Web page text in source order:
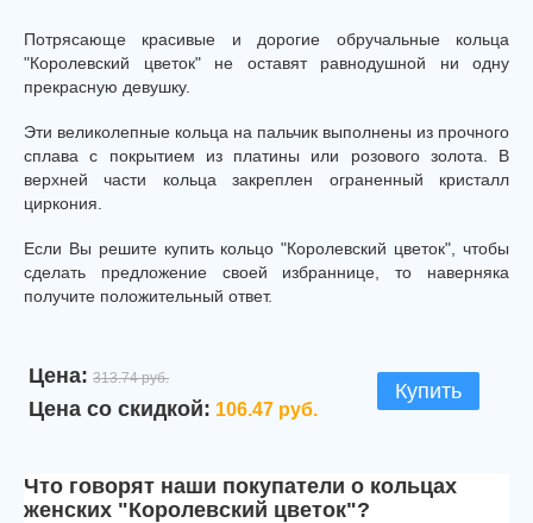
Потрясающе красивые и дорогие обручальные кольца
"Королевский цветок" не оставят равнодушной ни одну
прекрасную девушку.
Эти великолепные кольца на пальчик выполнены из прочного
сплава с покрытием из платины или розового золота. В
верхней части кольца закреплен ограненный кристалл
циркония.
Если Вы решите купить кольцо "Королевский цветок", чтобы
сделать предложение своей избраннице, то наверняка
получите положительный ответ.
Цена: 313.74 руб.
Цена со скидкой: 106.47 руб.
Купить
Что говорят наши покупатели о кольцах
женских "Королевский цветок"?